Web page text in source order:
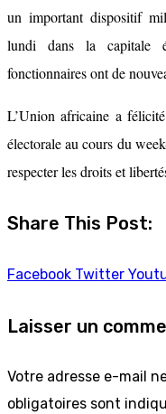
un important dispositif
lundi dans la capitale
fonctionnaires ont de
L’Union africaine a
électorale au cours du
respecter les droits et
Share This Post:
Facebook Twitter
Laisser un
Votre adresse e-mail
obligatoires sont